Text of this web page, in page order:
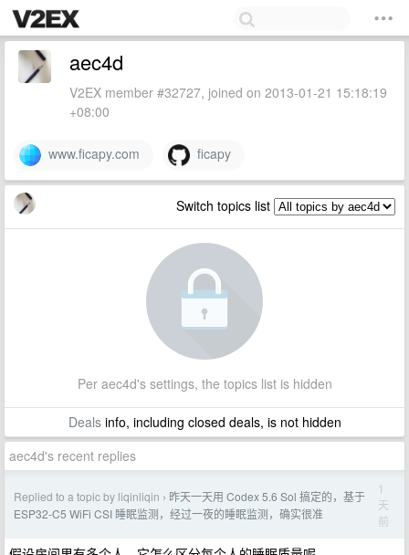
aec4d
V2EX member #32727, joined on 2013-01-21 15:18:19
+08:00
www.ficapy.com ficapy
Switch topics list
Per aec4d's settings, the topics list is hidden
Dealsinfo, including closed deals, is not hidden
aec4d's recent replies
Replied to a topic by liqinliqin › 昨天一天用 Codex 5.6 Sol 搞定的，基于
ESP32-C5 WiFi CSI 睡眠监测，经过一夜的睡眠监测，确实很准
1
天
前